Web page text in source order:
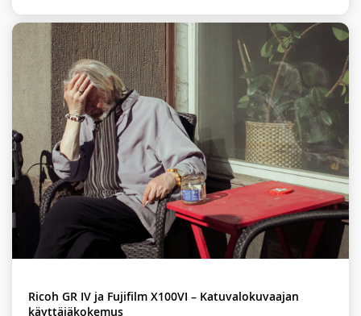
Ricoh GR IV ja Fujifilm X100VI – Katuvalokuvaajan
käyttäjäkokemus